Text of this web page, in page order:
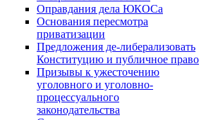
Оправдания дела ЮКОСа
Основания пересмотра
приватизации
Предложения де-либерализовать
Конституцию и публичное право
Призывы к ужесточению
уголовного и уголовно-
процессуального
законодательства